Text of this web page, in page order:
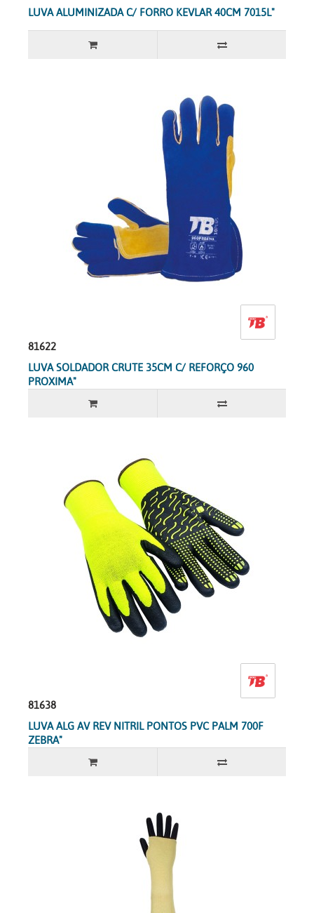
LUVA ALUMINIZADA C/ FORRO KEVLAR 40CM 7015L"
81622
LUVA SOLDADOR CRUTE 35CM C/ REFORÇO 960
PROXIMA"
81638
LUVA ALG AV REV NITRIL PONTOS PVC PALM 700F
ZEBRA"